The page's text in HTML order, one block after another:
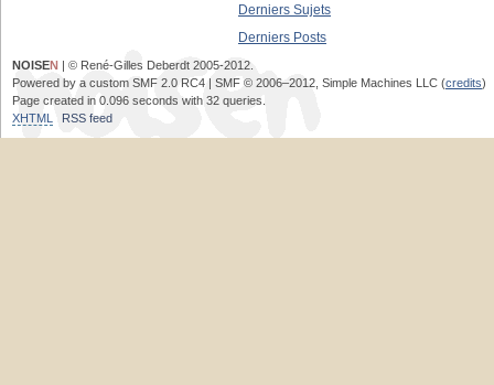
Derniers Sujets
Derniers Posts
NOISEN | © René-Gilles Deberdt 2005-2012.
Powered by a custom SMF 2.0 RC4 | SMF © 2006–2012, Simple Machines LLC (credits)
Page created in 0.096 seconds with 32 queries.
XHTML
RSS feed